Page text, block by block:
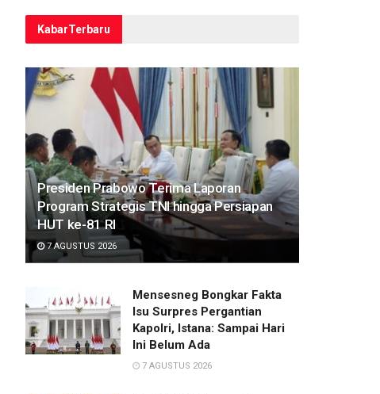
KabarTerbaru
Presiden Prabowo Terima Laporan
Program Strategis TNI hingga Persiapan
HUT ke-81 RI
7 AGUSTUS 2026
Mensesneg Bongkar Fakta
Isu Surpres Pergantian
Kapolri, Istana: Sampai Hari
Ini Belum Ada
7 AGUSTUS 2026